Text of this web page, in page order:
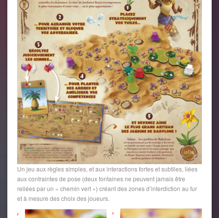
Un jeu aux règles simples, et aux interactions fortes et subtiles, liées
aux contraintes de pose (deux fontaines ne peuvent jamais être
reliées par un « chemin vert ») créant des zones d’interdiction au fur
et à mesure des choix des joueurs.